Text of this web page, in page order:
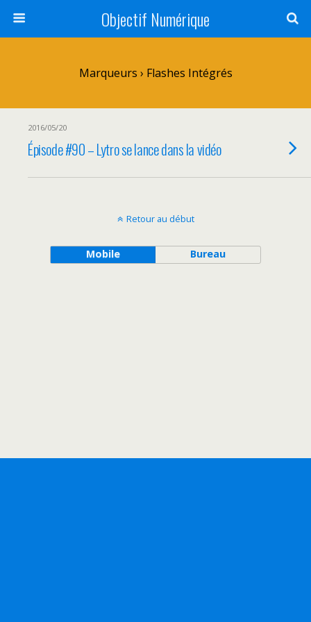
Objectif Numérique
Marqueurs › Flashes Intégrés
2016/05/20
Épisode #90 – Lytro se lance dans la vidéo
Retour au début
Mobile Bureau